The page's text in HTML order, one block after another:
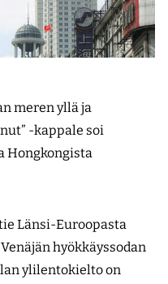
meren yllä ja
-kappale soi
Hongkongista
Länsi-Euroopasta
hyökkäyssodan
ylilentokielto on